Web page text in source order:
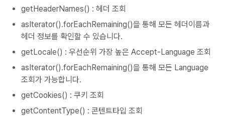
getHeaderNames() : 헤더 조회
asIterator().forEachRemaining()을 통해 모든 헤더이름과
헤더 정보를 확인할 수 있습니다.
getLocale() : 우선순위 가장 높은 Accept-Language 조회
asIterator().forEachRemaining()을 통해 모든 Language
조회가 가능합니다.
getCookies() : 쿠키 조회
getContentType() : 콘텐트타입 조회